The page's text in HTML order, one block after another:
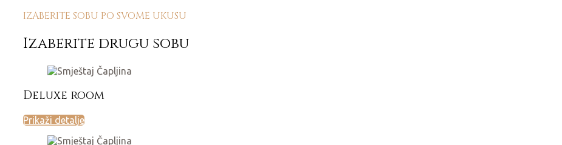
IZABERITE SOBU PO SVOME UKUSU
Izaberite drugu sobu
Deluxe room
Prikaži detalje